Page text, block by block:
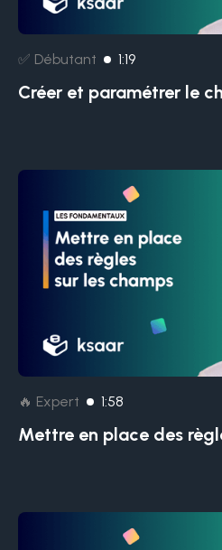
✅ Débutant 1:19
Créer et paramétrer le
🔥 Expert 1:58
Mettre en place des